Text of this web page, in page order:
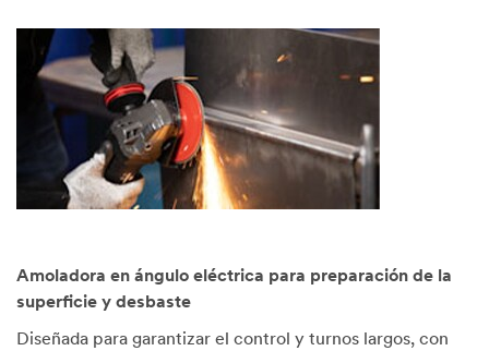
Amoladora en ángulo eléctrica para preparación de la
superficie y desbaste
Diseñada para garantizar el control y turnos largos, con